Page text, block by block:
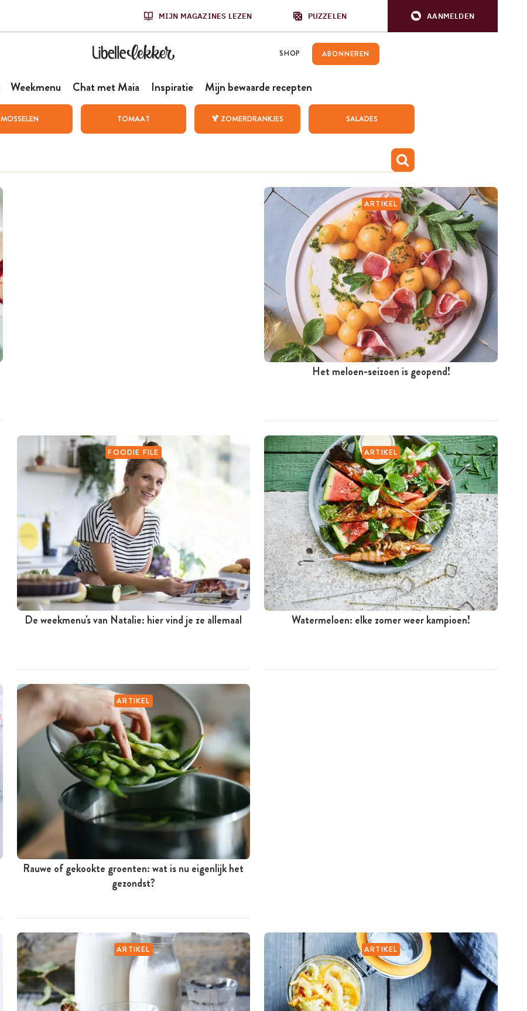
MIJN MAGAZINES LEZEN PUZZELEN AANMELDEN
SHOP ABONNEREN
Weekmenu Chat met Maia Inspiratie Mijn bewaarde recepten
MOSSELEN TOMAAT 🍹 ZOMERDRANKJES SALADES
ARTIKEL
Het meloen-seizoen is geopend!
FOODIE FILE
De weekmenu's van Natalie: hier vind je ze allemaal
ARTIKEL
Watermeloen: elke zomer weer kampioen!
ARTIKEL
Rauwe of gekookte groenten: wat is nu eigenlijk het
gezondst?
ARTIKEL ARTIKEL